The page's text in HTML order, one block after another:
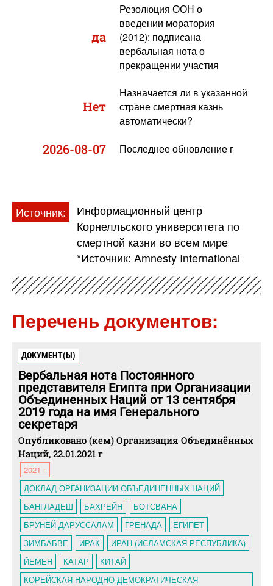
да
Резолюция ООН о
введении моратория
(2012): подписана
вербальная нота о
прекращении участия
Нет
Назначается ли в указанной
стране смертная казнь
автоматически?
2026-08-07 Последнее обновление г
Источник:
Информационный центр
Корнелльского университета по
смертной казни во всем мире
*Источник: Amnesty International
Перечень документов:
ДОКУМЕНТ(Ы)
Вербальная нота Постоянного
представителя Египта при Организации
Объединенных Наций от 13 сентября
2019 года на имя Генерального
секретаря
Опубликовано (кем) Организация Объединённых
Наций, 22.01.2021 г
2021 г
ДОКЛАД ОРГАНИЗАЦИИ ОБЪЕДИНЕННЫХ НАЦИЙ
БАНГЛАДЕШ
БАХРЕЙН
БОТСВАНА
БРУНЕЙ-ДАРУССАЛАМ
ГРЕНАДА
ЕГИПЕТ
ЗИМБАБВЕ
ИРАК
ИРАН (ИСЛАМСКАЯ РЕСПУБЛИКА)
ЙЕМЕН
КАТАР
КИТАЙ
КОРЕЙСКАЯ НАРОДНО-ДЕМОКРАТИЧЕСКАЯ